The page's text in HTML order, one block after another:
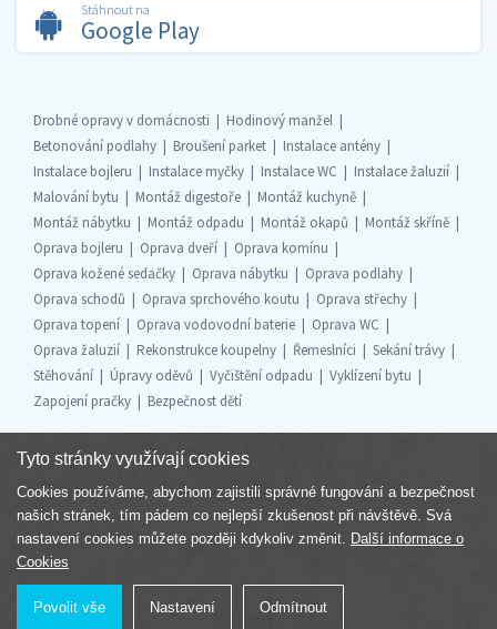
Stáhnout na
Google Play
Drobné opravy v domácnosti
Hodinový manžel
Betonování podlahy
Broušení parket
Instalace antény
Instalace bojleru
Instalace myčky Instalace WC
Instalace žaluzií
Malování bytu
Montáž digestoře
Montáž kuchyně
Montáž nábytku
Montáž odpadu Montáž okapů
Montáž skříně
Oprava bojleru
Oprava dveří
Oprava komínu
Oprava kožené sedačky
Oprava nábytku
Oprava podlahy
Oprava schodů
Oprava sprchového koutu
Oprava střechy
Oprava topení
Oprava vodovodní baterie
Oprava WC
Oprava žaluzií
Rekonstrukce koupelny Řemeslníci
Sekání trávy
Stěhování
Úpravy oděvů Vyčištění odpadu
Vyklízení bytu
Zapojení pračky
Bezpečnost dětí
Součást skupiny
Tyto stránky využívají cookies
Cookies používáme, abychom zajistili správné fungování a bezpečnost
našich stránek, tím pádem co nejlepší zkušenost při návštěvě. Svá
nastavení cookies můžete později kdykoliv změnit. Další informace o
Cookies
Povolit vše Nastavení Odmítnout